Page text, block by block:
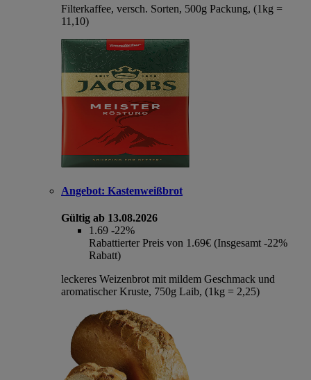
Filterkaffee, versch. Sorten, 500g Packung, (1kg =
11,10)
Angebot: Kastenweißbrot
Gültig ab 13.08.2026
1.69 -22%
Rabattierter Preis von 1.69€ (Insgesamt -22%
Rabatt)
leckeres Weizenbrot mit mildem Geschmack und
aromatischer Kruste, 750g Laib, (1kg = 2,25)